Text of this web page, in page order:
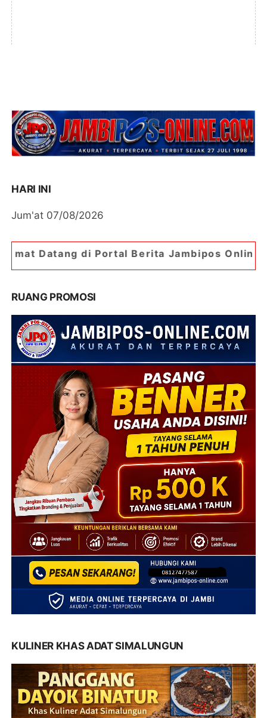
HARI INI
Jum'at 07/08/2026
Berita Jambipos Online. Portal Berita
RUANG PROMOSI
KULINER KHAS ADAT SIMALUNGUN